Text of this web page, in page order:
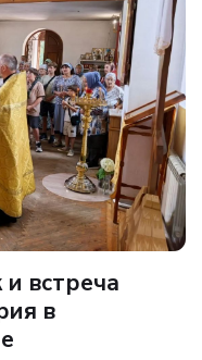
встреча
в